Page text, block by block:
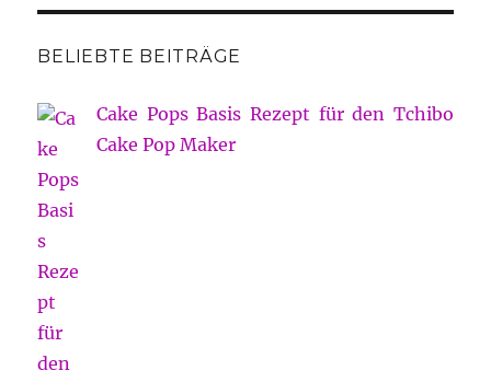
BELIEBTE BEITRÄGE
Cake Pops Basis Rezept für den Tchibo
Cake Pop Maker